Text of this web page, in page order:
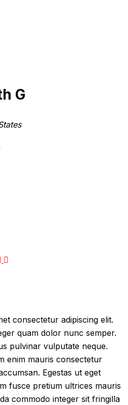
G
LinkedIn
consectetur adipiscing elit.
quam dolor nunc semper.
pulvinar vulputate neque.
enim mauris consectetur
Egestas ut eget
fusce pretium ultrices mauris
commodo integer sit fringilla